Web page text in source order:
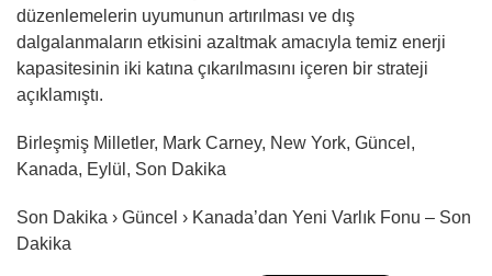
düzenlemelerin uyumunun artırılması ve dış
dalgalanmaların etkisini azaltmak amacıyla temiz enerji
kapasitesinin iki katına çıkarılmasını içeren bir strateji
açıklamıştı.
Birleşmiş Milletler, Mark Carney, New York, Güncel,
Kanada, Eylül, Son Dakika
Son Dakika › Güncel › Kanada’dan Yeni Varlık Fonu – Son
Dakika